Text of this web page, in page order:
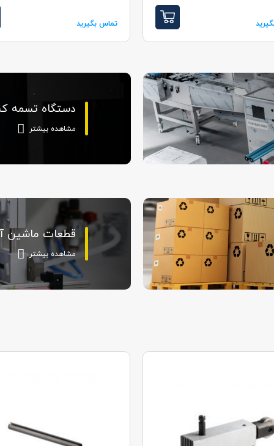
تماس بگیرید
دستگاه تسمه
مشاهده بیشتر
قطعات ماشین
مشاهده بیشتر